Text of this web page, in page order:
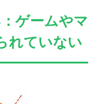
ゲームやマ
れていない